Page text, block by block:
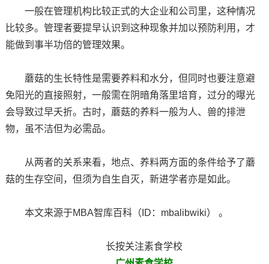
一般在管理机构比较正式的大企业和公司里，这种情况
比较多。管理者要提早认识到这种现象并加以预防利用，才
能做到事半功倍的管理效果。
蘑菇的生长特性是需要养料和水分，但同时也要注意避
免阳光的直接照射，一般需在阴暗角落里培育，过分的曝光
会导致过早夭折。古时，蘑菇的养料一般为人、兽的排泄
物，虽不洁但为必需品。
从两者的关系来看，地点、养料两方面的条件给予了蘑
菇的生存空间，但须为自生自灭，新进学者亦是如此。
本文来源于MBA智库百科（ID：mbalibwiki） 。
长按关注素食学校